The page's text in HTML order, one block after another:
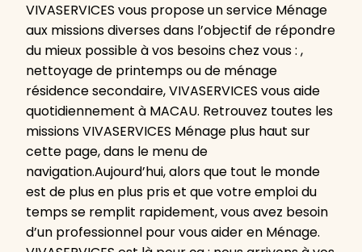
VIVASERVICES vous propose un service Ménage
aux missions diverses dans l’objectif de répondre
du mieux possible à vos besoins chez vous : ,
nettoyage de printemps ou de ménage
résidence secondaire, VIVASERVICES vous aide
quotidiennement à MACAU. Retrouvez toutes les
missions VIVASERVICES Ménage plus haut sur
cette page, dans le menu de
navigation.Aujourd’hui, alors que tout le monde
est de plus en plus pris et que votre emploi du
temps se remplit rapidement, vous avez besoin
d’un professionnel pour vous aider en Ménage.